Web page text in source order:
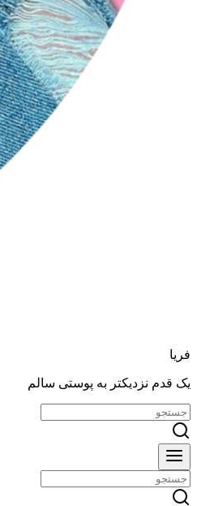
فریا
یک قدم نزدیکتر به پوستی سالم